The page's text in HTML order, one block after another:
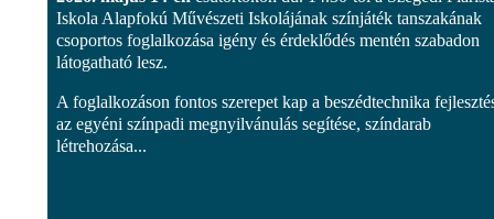
Iskola Alapfokú Művészeti Iskolájának színjáték tanszakának
csoportos foglalkozása igény és érdeklődés mentén szabadon
látogatható lesz.
A foglalkozáson fontos szerepet kap a beszédtechnika
az egyéni színpadi megnyilvánulás segítése, színdarab
létrehozása...